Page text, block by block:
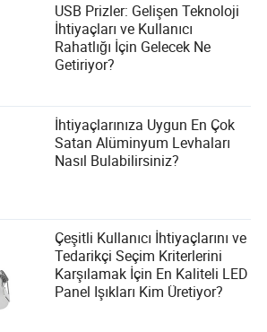
USB Prizler: Gelişen Teknoloji
İhtiyaçları ve Kullanıcı
Rahatlığı İçin Gelecek Ne
Getiriyor?
İhtiyaçlarınıza Uygun En Çok
Satan Alüminyum Levhaları
Nasıl Bulabilirsiniz?
Çeşitli Kullanıcı İhtiyaçlarını ve
Tedarikçi Seçim Kriterlerini
Karşılamak İçin En Kaliteli LED
Panel Işıkları Kim Üretiyor?